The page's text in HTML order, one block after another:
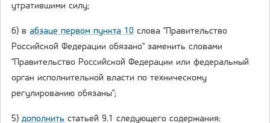
утратившими силу;
б) в абзаце первом пункта 10 слова "Правительство
Российской Федерации обязано" заменить словами
"Правительство Российской Федерации или федеральный
орган исполнительной власти по техническому
регулированию обязаны";
5) дополнить статьей 9.1 следующего содержания: